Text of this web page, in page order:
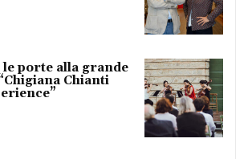
le porte alla grande
Chianti